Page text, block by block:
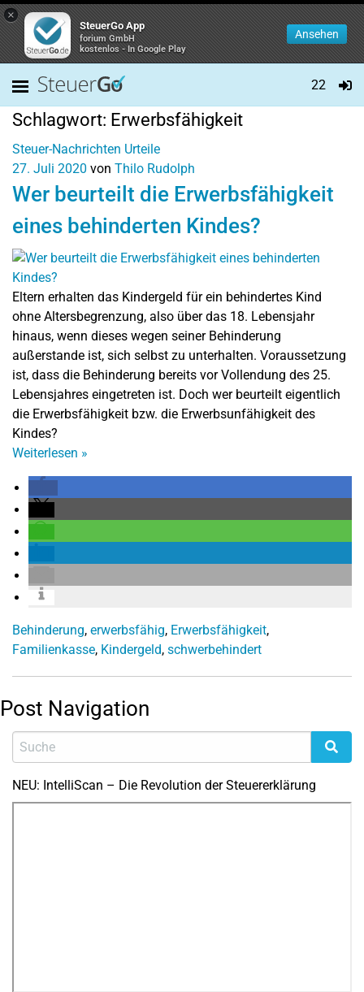
×
SteuerGo App
forium GmbH
kostenlos - In Google Play
Ansehen
22
Schlagwort: Erwerbsfähigkeit
Steuer-Nachrichten Urteile
27. Juli 2020 von Thilo Rudolph
Wer beurteilt die Erwerbsfähigkeit
eines behinderten Kindes?
Eltern erhalten das Kindergeld für ein behindertes Kind
ohne Altersbegrenzung, also über das 18. Lebensjahr
hinaus, wenn dieses wegen seiner Behinderung
außerstande ist, sich selbst zu unterhalten. Voraussetzung
ist, dass die Behinderung bereits vor Vollendung des 25.
Lebensjahres eingetreten ist. Doch wer beurteilt eigentlich
die Erwerbsfähigkeit bzw. die Erwerbsunfähigkeit des
Kindes?
Weiterlesen »
Behinderung, erwerbsfähig, Erwerbsfähigkeit,
Familienkasse, Kindergeld, schwerbehindert
Post Navigation
NEU: IntelliScan – Die Revolution der Steuererklärung